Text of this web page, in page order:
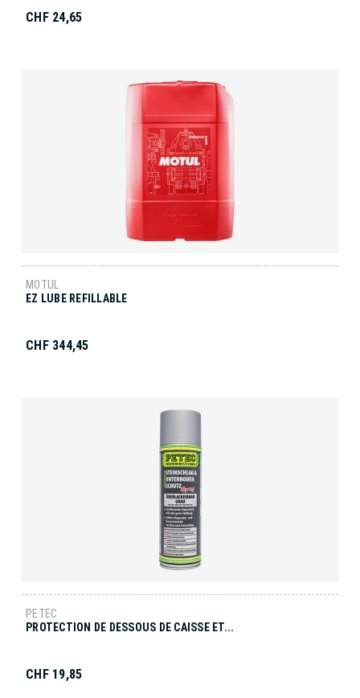
CHF 24,65
MOTUL
EZ LUBE REFILLABLE
CHF 344,45
PETEC
PROTECTION DE DESSOUS DE CAISSE ET...
CHF 19,85